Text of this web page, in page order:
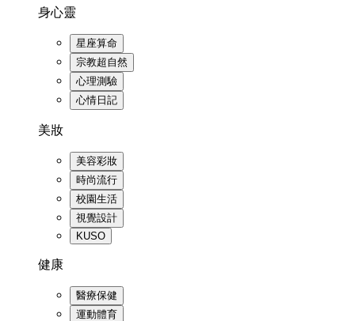
身心靈
星座算命
宗教超自然
心理測驗
心情日記
美妝
美容彩妝
時尚流行
校園生活
視覺設計
KUSO
健康
醫療保健
運動體育